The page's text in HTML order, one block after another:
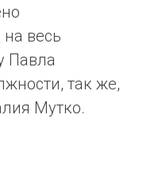
на весь
Павла
так же,
Мутко.